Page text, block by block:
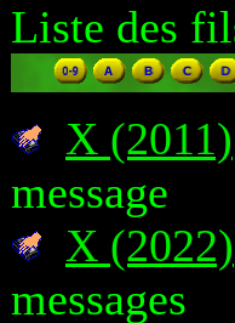
Liste des
X (2011)
message
X (2022)
messages